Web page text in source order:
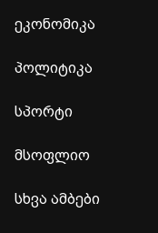
ეკონომიკა
პოლიტიკა
სპორტი
მსოფლიო
სხვა ამბები